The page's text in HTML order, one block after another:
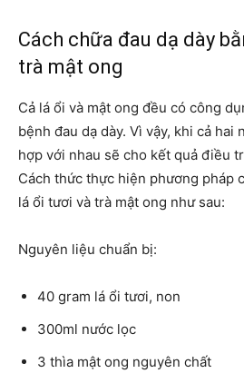
Cách chữa đau dạ dày
trà mật ong
Cả lá ổi và mật ong đều có công
bệnh đau dạ dày. Vì vậy, khi cả hai
hợp với nhau sẽ cho kết quả điều
Cách thức thực hiện phương pháp
lá ổi tươi và trà mật ong như sau:
Nguyên liệu chuẩn bị:
40 gram lá ổi tươi, non
300ml nước lọc
3 thìa mật ong nguyên chất